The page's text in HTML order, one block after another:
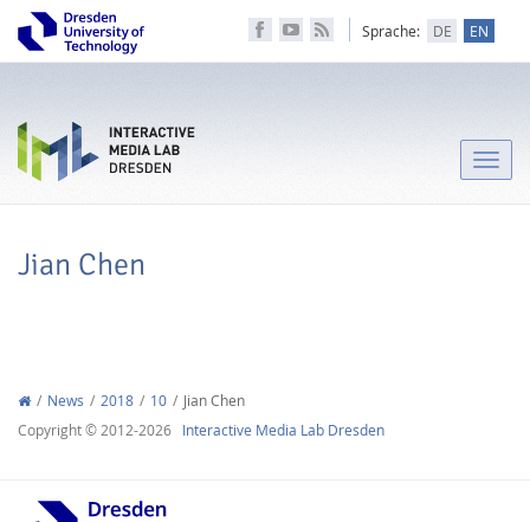
Sprache: DE EN
Toggle
Jian Chen
News 2018 10
Jian Chen
Copyright © 2012-2026 Interactive Media Lab Dresden